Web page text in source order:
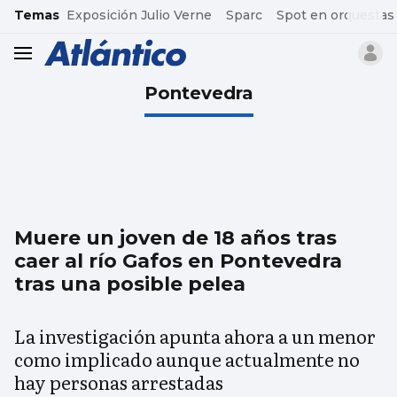
common.go-to-content
Temas Exposición Julio Verne Sparc Spot en orquestas
header.menu.open
Pontevedra
Muere un joven de 18 años tras
caer al río Gafos en Pontevedra
tras una posible pelea
La investigación apunta ahora a un menor
como implicado aunque actualmente no
hay personas arrestadas